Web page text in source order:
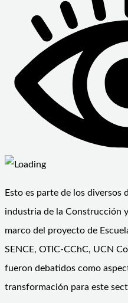
Esto es parte de los diversos
industria de la Construcción
marco del proyecto de
SENCE, OTIC-CChC, UCN
fueron debatidos como
transformación para este